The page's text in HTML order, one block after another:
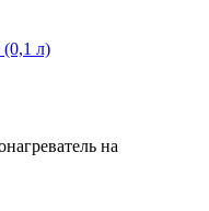
на